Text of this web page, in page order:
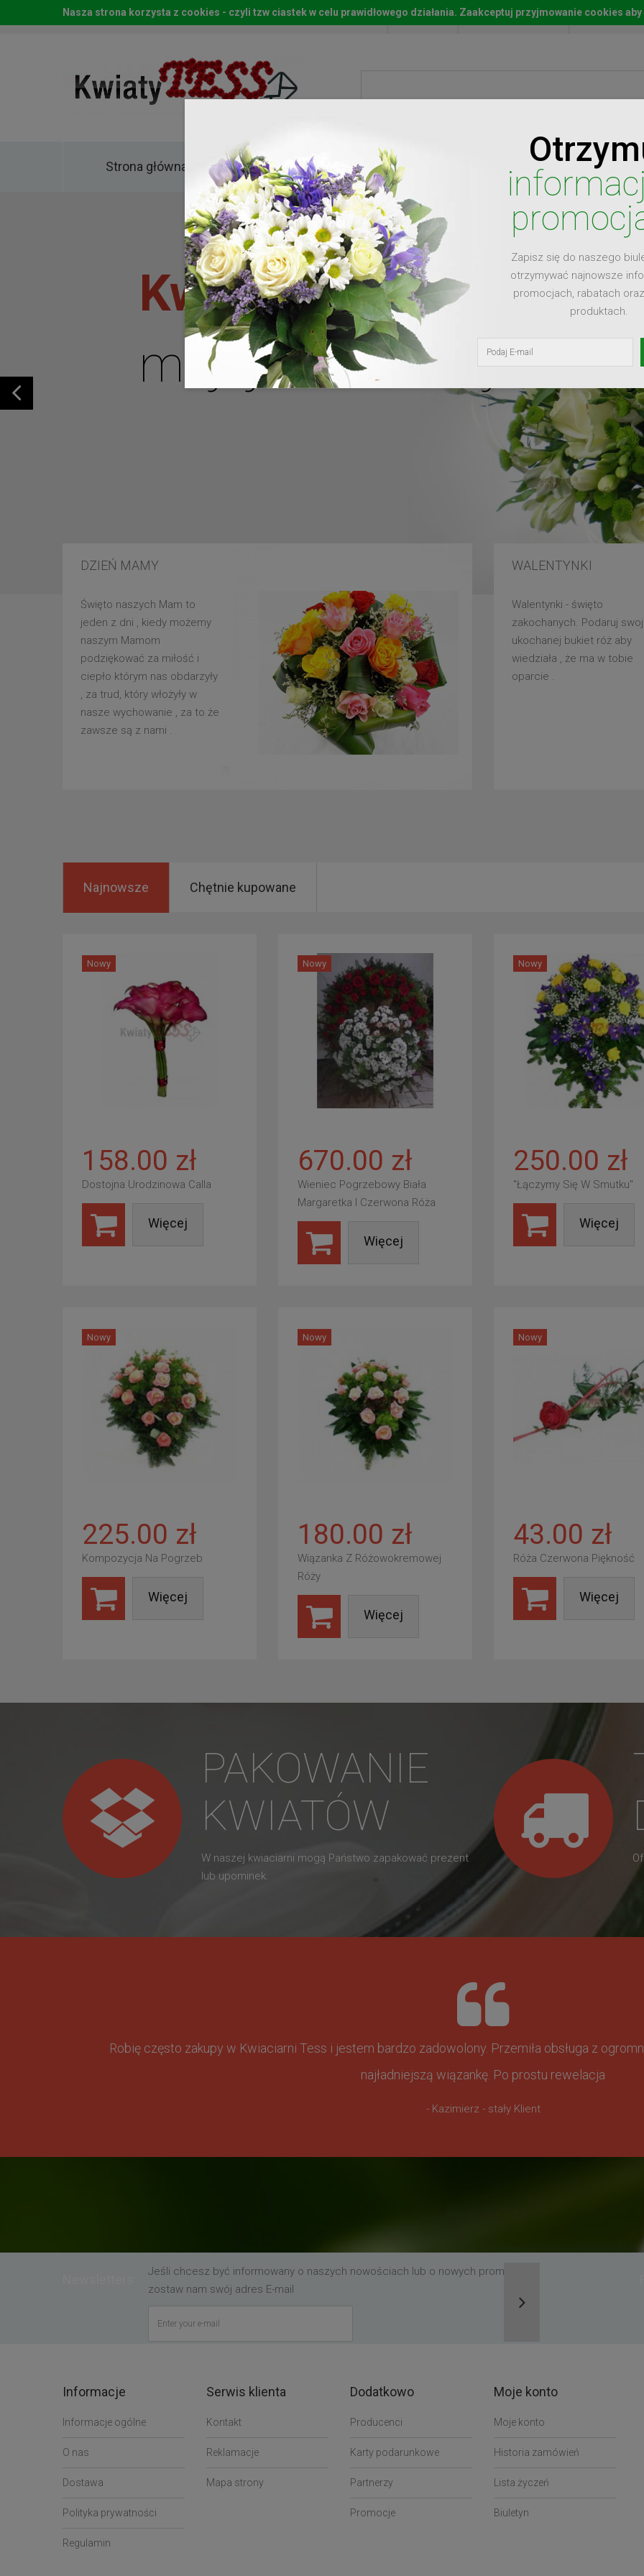
Start Moje konto Lista
Strona główna Kwiaty
Kwiaty dla
mojej ukochanej
DZIEŃ MAMY
Święto naszych Mam to
jeden z dni , kiedy możemy
naszym Mamom
podziękować za miłość i
ciepło którym nas obdarzyły
, za trud, który włożyły w
nasze wychowanie , za to że
zawsze są z nami .
WALENTYNKI
Walentynki - święto
zakochanych. Podaruj
ukochanej bukiet róż aby
wiedziała , że ma w tobie
oparcie .
Zapisz się do naszego
otrzymywać najnowsze
promocjach, rabatach
produktach.
Najnowsze Chętnie kupowane
Nowy
158.00 zł
Dostojna Urodzinowa Calla
Więcej
Nowy
670.00 zł
Wieniec Pogrzebowy Biała
Margaretka I Czerwona Róża
Więcej
Nowy
250.00 zł
"Łączymy Się W Smutku"
Więcej
Nowy
225.00 zł
Kompozycja Na Pogrzeb
Więcej
Nowy
180.00 zł
Wiązanka Z Różowokremowej
Róży
Więcej
Nowy
43.00 zł
Róża Czerwona Piękność
Więcej
PAKOWANIE
KWIATÓW
W naszej kwiaciarni mogą Państwo zapakować prezent
lub upominek.
Robię często zakupy w Kwiaciarni Tess i jestem bardzo zadowolony. Przemiła obsługa z
najładniejszą wiązankę. Po prostu rewelacja
- Kazimierz - stały Klient
Jeśli chcesz być informowany o naszych nowościach lub o nowych promocjach,
zostaw nam swój adres E-mail
Nasza strona korzysta z cookies - czyli tzw ciastek w celu prawidłowego działania. Zaakceptuj przyjmowanie cookies
Informacje
Informacje ogólne
O nas
Dostawa
Polityka prywatności
Regulamin
Serwis klienta
Kontakt
Reklamacje
Mapa strony
Dodatkowo
Producenci
Karty podarunkowe
Partnerzy
Promocje
Moje konto
Moje konto
Historia zamówień
Lista życzeń
Biuletyn